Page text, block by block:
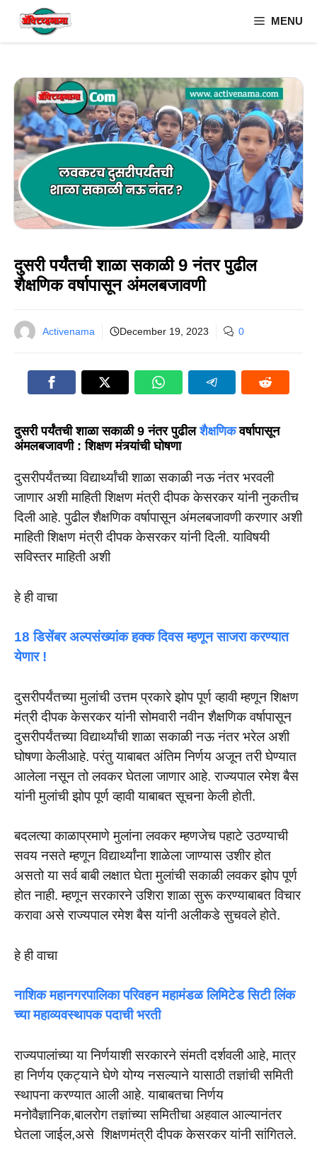
MENU
दुसरी पर्यंतची शाळा सकाळी 9 नंतर पुढील
शैक्षणिक वर्षापासून अंमलबजावणी
Activenama December 19, 2023 0
दुसरी पर्यंतची शाळा सकाळी 9 नंतर पुढीलशैक्षणिकवर्षापासून
अंमलबजावणी : शिक्षण मंत्र्यांची घोषणा
दुसरीपर्यंतच्या विद्यार्थ्यांची शाळा सकाळी नऊ नंतर भरवली
जाणार अशी माहिती शिक्षण मंत्री दीपक केसरकर यांनी नुकतीच
दिली आहे. पुढील शैक्षणिक वर्षापासून अंमलबजावणी करणार अशी
माहिती शिक्षण मंत्री दीपक केसरकर यांनी दिली. याविषयी
सविस्तर माहिती अशी
हे ही वाचा
18 डिसेंबर अल्पसंख्यांक हक्क दिवस म्हणून साजरा करण्यात
येणार !
दुसरीपर्यंतच्या मुलांची उत्तम प्रकारे झोप पूर्ण व्हावी म्हणून शिक्षण
मंत्री दीपक केसरकर यांनी सोमवारी नवीन शैक्षणिक वर्षापासून
दुसरीपर्यंतच्या विद्यार्थ्यांची शाळा सकाळी नऊ नंतर भरेल अशी
घोषणा केलीआहे. परंतु याबाबत अंतिम निर्णय अजून तरी घेण्यात
आलेला नसून तो लवकर घेतला जाणार आहे. राज्यपाल रमेश बैस
यांनी मुलांची झोप पूर्ण व्हावी याबाबत सूचना केली होती.
बदलत्या काळाप्रमाणे मुलांना लवकर म्हणजेच पहाटे उठण्याची
सवय नसते म्हणून विद्यार्थ्यांना शाळेला जाण्यास उशीर होत
असतो या सर्व बाबी लक्षात घेता मुलांची सकाळी लवकर झोप पूर्ण
होत नाही. म्हणून सरकारने उशिरा शाळा सुरू करण्याबाबत विचार
करावा असे राज्यपाल रमेश बैस यांनी अलीकडे सुचवले होते.
हे ही वाचा
नाशिक महानगरपालिका परिवहन महामंडळ लिमिटेड सिटी लिंक
च्या महाव्यवस्थापक पदाची भरती
राज्यपालांच्या या निर्णयाशी सरकारने संमती दर्शवली आहे, मात्र
हा निर्णय एकट्याने घेणे योग्य नसल्याने यासाठी तज्ञांची समिती
स्थापना करण्यात आली आहे. याबाबतचा निर्णय
मनोवैज्ञानिक,बालरोग तज्ञांच्या समितीचा अहवाल आल्यानंतर
घेतला जाईल,असे शिक्षणमंत्री दीपक केसरकर यांनी सांगितले.